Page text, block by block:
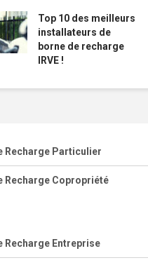
Top 10 des meilleurs
installateurs de
borne de recharge
IRVE !
Recharge Particulier
Recharge Copropriété
Recharge Entreprise